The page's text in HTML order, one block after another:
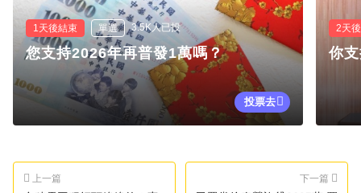
1天後結束 單選 3.5K人已投
您支持2026年再普發1萬嗎？
投票去
2天
你
上一篇 下一篇